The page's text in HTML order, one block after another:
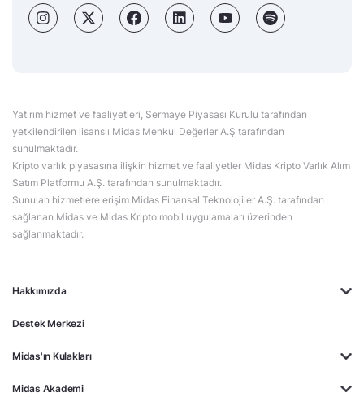
Hakkımızda
Destek Merkezi
Midas'ın Kulakları
Midas Akademi
Yatırım hizmet ve faaliyetleri, Sermaye Piyasası Kurulu tarafından
yetkilendirilen lisanslı Midas Menkul Değerler A.Ş tarafından
sunulmaktadır.
Kripto varlık piyasasına ilişkin hizmet ve faaliyetler Midas Kripto Varlık Alım
Satım Platformu A.Ş. tarafından sunulmaktadır.
Sunulan hizmetlere erişim Midas Finansal Teknolojiler A.Ş. tarafından
sağlanan Midas ve Midas Kripto mobil uygulamaları üzerinden
sağlanmaktadır.